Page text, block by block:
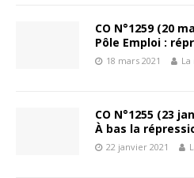
CO N°1259 (20
Pôle Emploi :
18 mars 2021
CO N°1255 (23
À bas la
22 janvier 2021